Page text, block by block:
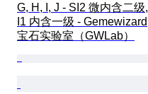
G, H, I, J - SI2 微内含二级,
I1 内含一级 - Gemewizard
宝石实验室（GWLab）